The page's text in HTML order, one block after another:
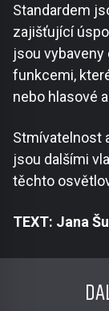
Standardem
zajišťující
jsou
funkcemi,
nebo hlasové
Stmívatelnost
jsou dalšími
těchto
TEXT: Jana